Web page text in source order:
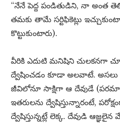
“నేనే పెద్ద పండితుడిని, నా అంత
తమకు తామే సర్టిఫికెట్లు
కొట్టుకుంటారు).
వీరికి ఎదుటి మనిషిని చులకనగా
ద్వేషించడం కూడా అలవాటే. అసలు
జీవిలోనూ సాక్షిగా ఆ దేవుడే
ఇతరులను ద్వేషిస్తున్నారంటే,
ద్వేషిస్తున్నట్లే లెక్క. దేవుడి ఆజ్ఞలైన